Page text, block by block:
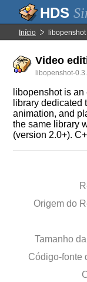
Início libopenshot
Video
libopenshot-
libopenshot is
library
animation, and
the same library
(version 2.0+).
Origem do
Tamanho
Código-fonte